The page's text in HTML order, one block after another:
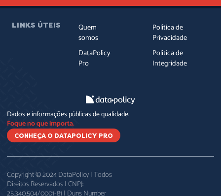
LINKS ÚTEIS
Quem
somos
DataPolicy
Pro
Política de
Privacidade
Política de
Integridade
Dados e informações públicas de qualidade.
Foque no que importa.
CONHEÇA O DATAPOLICY PRO
Copyright © 2024 DataPolicy | Todos
Direitos Reservados | CNPJ:
25.340.504/0001-81 | Duns Number